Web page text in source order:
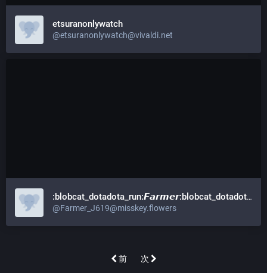
etsuranonlywatch
@etsuranonlywatch@vivaldi.net
:blobcat_dotadota_run:𝙁𝙖𝙧𝙢𝙚𝙧:blobcat_dotadota_run:
@Farmer_J619@misskey.flowers
前 次